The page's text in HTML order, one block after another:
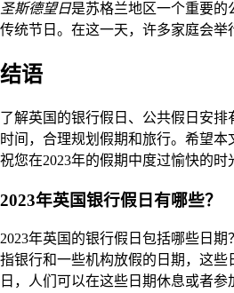
圣斯德望日是苏格兰地区一个重要的
传统节日。在这一天，许多家庭会举
结语
了解英国的银行假日、公共假日安
时间，合理规划假期和旅行。希望本
祝您在2023年的假期中度过愉快的时
2023年英国银行假日有哪些？
2023年英国的银行假日包括哪些日
指银行和一些机构放假的日期，这些
日，人们可以在这些日期休息或者参